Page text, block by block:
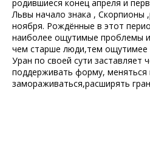
родившиеся конец апреля и
Львы начало знака , Скорпионы
ноября. Рождённые в этот
наиболее ощутимые проблемы
чем старше люди,тем ощутимее
Уран по своей сути заставляет
поддерживать форму, меняться
замораживаться,расширять